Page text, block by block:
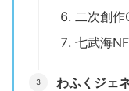
二次創作
七武海
わふくジェ